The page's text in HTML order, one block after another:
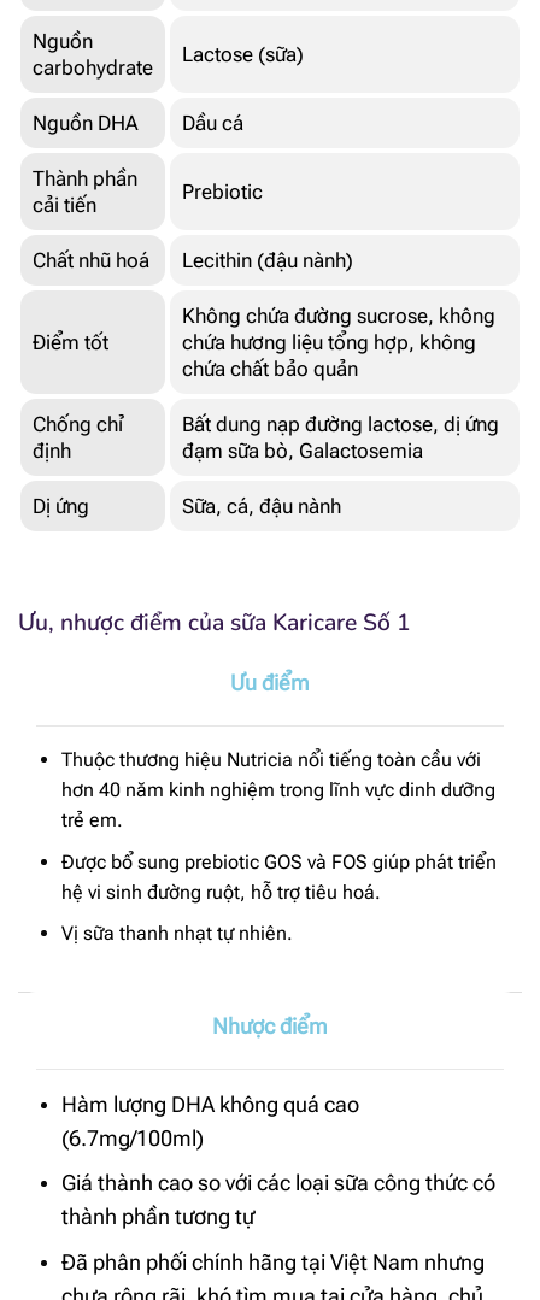
Nguồn
carbohydrate
Lactose (sữa)
Nguồn DHA Dầu cá
Thành phần
cải tiến
Prebiotic
Chất nhũ hoá Lecithin (đậu nành)
Điểm tốt
Không chứa đường sucrose, không
chứa hương liệu tổng hợp, không
chứa chất bảo quản
Chống chỉ
định
Bất dung nạp đường lactose, dị ứng
đạm sữa bò, Galactosemia
Dị ứng Sữa, cá, đậu nành
Ưu, nhược điểm của sữa Karicare Số 1
Ưu điểm
Thuộc thương hiệu Nutricia nổi tiếng toàn cầu với
hơn 40 năm kinh nghiệm trong lĩnh vực dinh dưỡng
trẻ em.
Được bổ sung prebiotic GOS và FOS giúp phát triển
hệ vi sinh đường ruột, hỗ trợ tiêu hoá.
Vị sữa thanh nhạt tự nhiên.
Nhược điểm
Hàm lượng DHA không quá cao
(6.7mg/100ml)
Giá thành cao so với các loại sữa công thức có
thành phần tương tự
Đã phân phối chính hãng tại Việt Nam nhưng